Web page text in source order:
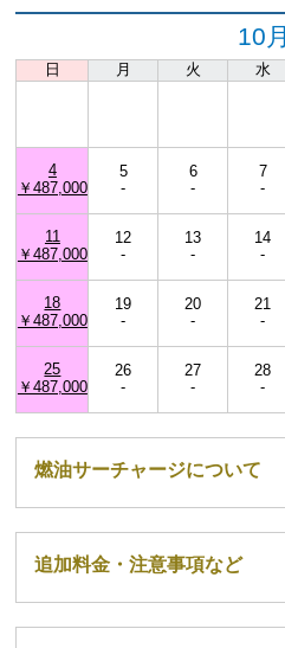
10月
日 月 火 水
4
￥487,000
5
-
6
-
7
-
11
￥487,000
12
-
13
-
14
-
18
￥487,000
19
-
20
-
21
-
25
￥487,000
26
-
27
-
28
-
燃油サーチャージについて
追加料金・注意事項など